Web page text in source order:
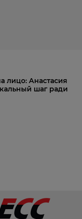
лицо: Анастасия
шаг ради